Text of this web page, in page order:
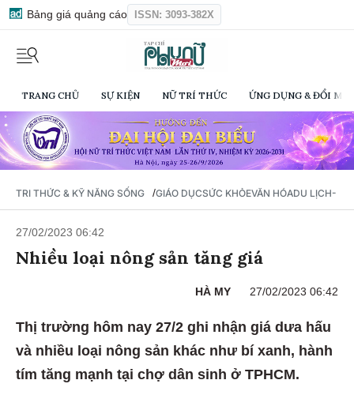
Bảng giá quảng cáo ISSN: 3093-382X
TRANG CHỦ SỰ KIỆN NỮ TRÍ THỨC ỨNG DỤNG & ĐỔI
TRI THỨC & KỸ NĂNG SỐNG /GIÁO DỤCSỨC KHỎEVĂN HÓADU LỊCH-
27/02/2023 06:42
Nhiều loại nông sản tăng giá
HÀ MY 27/02/2023 06:42
Thị trường hôm nay 27/2 ghi nhận giá dưa hấu
và nhiều loại nông sản khác như bí xanh, hành
tím tăng mạnh tại chợ dân sinh ở TPHCM.